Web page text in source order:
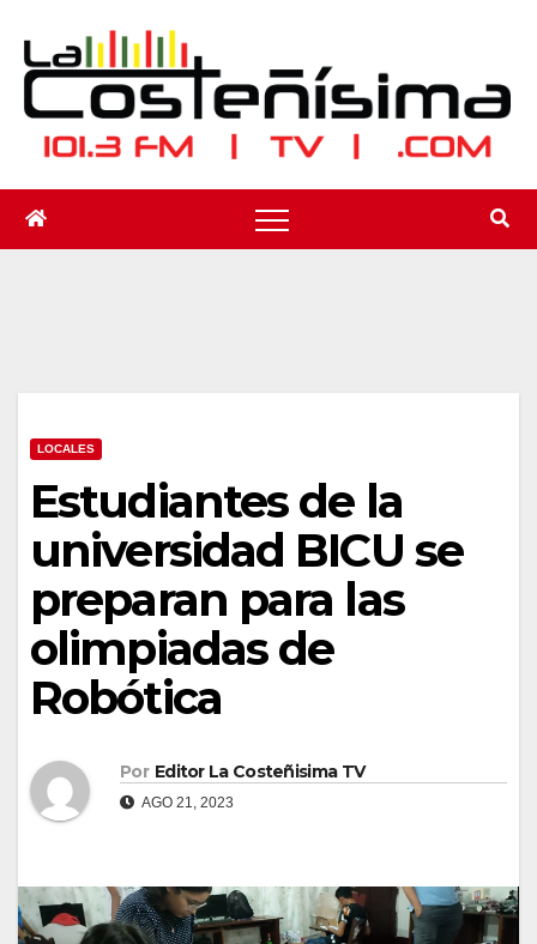
contenido
LOCALES
Estudiantes de la
universidad BICU se
preparan para las
olimpiadas de
Robótica
Por Editor La Costeñisima TV
AGO 21, 2023